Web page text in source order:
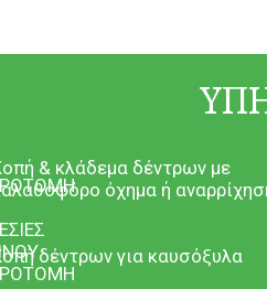
σας και την μετατροπή τους
για μεταφύτευση εντός και
& κλάδεμα δέντρων με
όχημα ή
δέντρων για καυσόξυλα